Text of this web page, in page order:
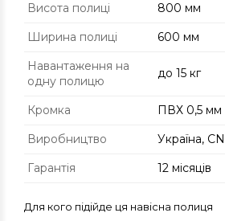
Висота полиці
800 мм
Ширина полиці
600 мм
Навантаження на
одну полицю
до 15 кг
Кромка
ПВХ 0,5 мм
Виробництво
Україна,
Гарантія
12 місяців
Для кого підійде ця навісна полиця